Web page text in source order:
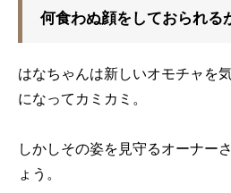
何食わぬ顔をしておられる
はなちゃんは新しいオモチャを
になってカミカミ。
しかしその姿を見守るオーナー
ょう。